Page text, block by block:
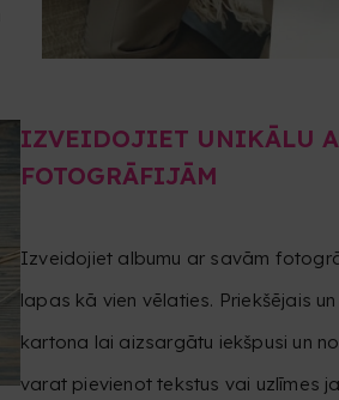
IZVEIDOJIET UNIKĀLU
FOTOGRĀFIJĀM
Izveidojiet albumu ar savām
lapas kā vien vēlaties. Priekšējais
kartona lai aizsargātu iekšpusi un
varat pievienot tekstus vai uzlīmes